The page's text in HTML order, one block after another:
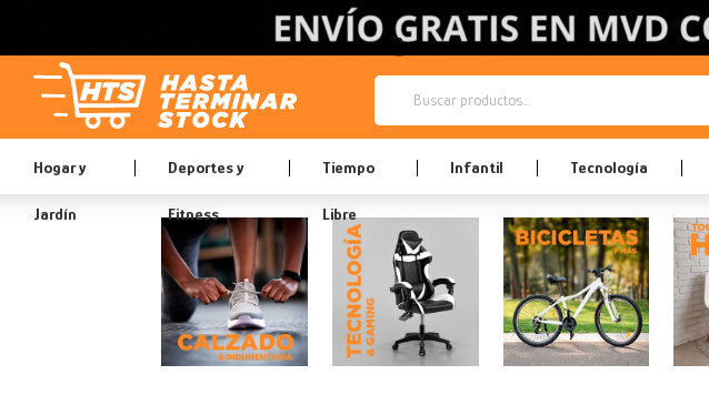
Hogar y
Jardín
Deportes y
Fitness
Tiempo
Libre
Infantil Tecnología